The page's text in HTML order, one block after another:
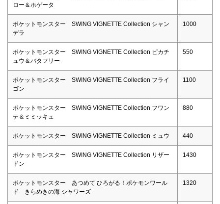
ロー＆ホゲータ
ポケットモンスター SWING VIGNETTE Collection シャン
デラ
1000
ポケットモンスター SWING VIGNETTE Collection ピカチ
ュウ＆バタフリー
550
ポケットモンスター SWING VIGNETTE Collection フライ
ゴン
1100
ポケットモンスター SWING VIGNETTE Collection フワン
テ＆ミミッキュ
880
ポケットモンスター SWING VIGNETTE Collection ミュウ 440
ポケットモンスター SWING VIGNETTE Collection リザー
ドン
1430
ポケットモンスター あつめて ひろがる！ポケモンワール
ド きらめきの海 シャワーズ
1320